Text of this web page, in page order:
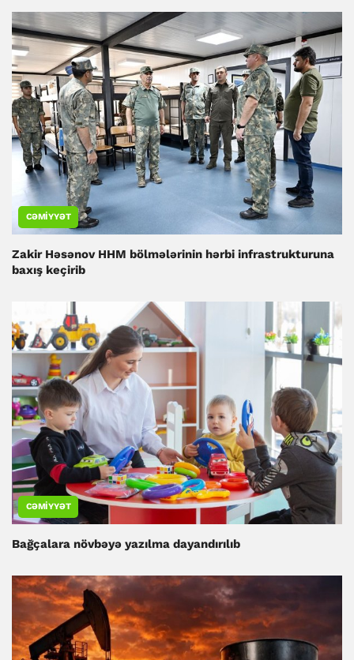
CƏMIYYƏT
Zakir Həsənov HHM bölmələrinin hərbi infrastrukturuna
baxış keçirib
CƏMIYYƏT
Bağçalara növbəyə yazılma dayandırılıb